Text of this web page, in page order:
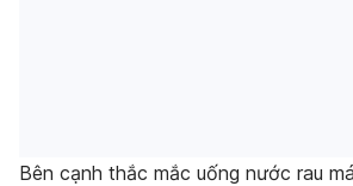
Bên cạnh thắc mắc uống nước rau